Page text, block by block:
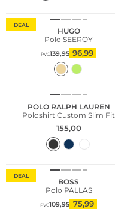
DEAL
HUGO
Polo SEEROY
PVC139,95 96,99
POLO RALPH LAUREN
Poloshirt Custom Slim Fit
155,00
DEAL
BOSS
Polo PALLAS
PVC109,95 75,99